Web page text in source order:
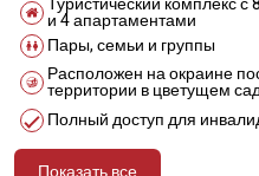
и 4 апартаментами
Пары, семьи и группы
Расположен на окраине
территории в цветущем
Полный доступ для